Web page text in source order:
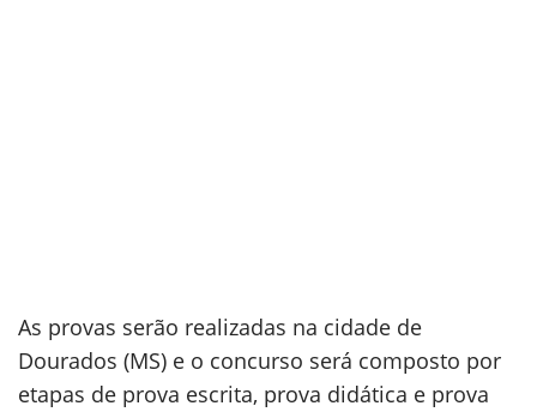
As provas serão realizadas na cidade de
Dourados (MS) e o concurso será composto por
etapas de prova escrita, prova didática e prova